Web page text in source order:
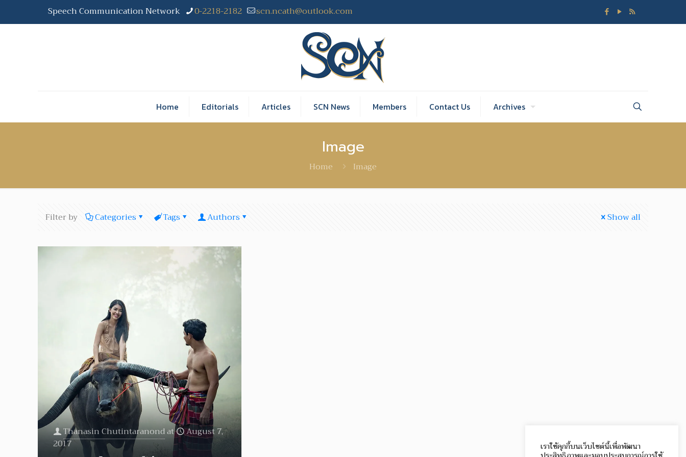
Speech Communication Network 0-2218-2182 scn.ncath@outlook.com
Home Editorials Articles SCN News Members Contact Us Archives
Image
Home Image
Filter by Categories Tags Authors Show all
Thanasin Chutintaranondat
August 7,
2017
เราใช้คุกกี้บนเว็บไซต์นี้เพื่อพัฒนา